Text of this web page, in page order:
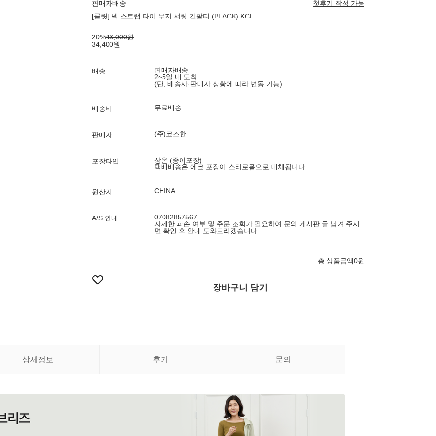
판매자배송
첫후기 작성 가능
[콜릿] 넥 스트랩 타이 무지 셔링 긴팔티 (BLACK) KCL.
20%43,000원
34,400원
배송
판매자배송
2~5일 내 도착
(단, 배송사·판매자 상황에 따라 변동 가능)
배송비 무료배송
판매자 (주)코즈한
포장타입
상온 (종이포장)
택배배송은 에코 포장이 스티로폼으로 대체됩니다.
원산지 CHINA
A/S 안내
07082857567
자세한 파손 여부 및 주문 조회가 필요하여 문의 게시판 글 남겨 주시
면 확인 후 안내 도와드리겠습니다.
총 상품금액0원
장바구니 담기
상세정보 후기 문의